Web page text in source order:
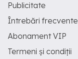
Publicitate
Întrebări frecvente
Abonament VIP
Termeni și condiții